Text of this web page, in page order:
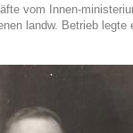
vom Innen-
landw. Betrieb legte